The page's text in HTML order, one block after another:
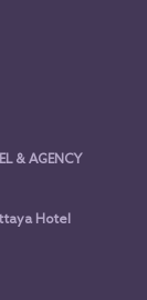
& AGENCY
Hotel